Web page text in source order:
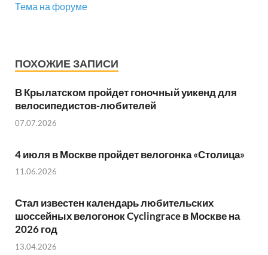
Тема на форуме
ПОХОЖИЕ ЗАПИСИ
В Крылатском пройдет гоночный уикенд для
велосипедистов-любителей
07.07.2026
4 июля в Москве пройдет велогонка «Столица»
11.06.2026
Стал известен календарь любительских
шоссейных велогонок Cyclingrace в Москве на
2026 год
13.04.2026